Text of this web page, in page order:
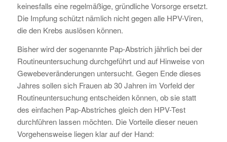
keinesfalls eine regelmäßige, gründliche Vorsorge ersetzt.
Die Impfung schützt nämlich nicht gegen alle HPV-Viren,
die den Krebs auslösen können.
Bisher wird der sogenannte Pap-Abstrich jährlich bei der
Routineuntersuchung durchgeführt und auf Hinweise von
Gewebeveränderungen untersucht. Gegen Ende dieses
Jahres sollen sich Frauen ab 30 Jahren im Vorfeld der
Routineuntersuchung entscheiden können, ob sie statt
des einfachen Pap-Abstriches gleich den HPV-Test
durchführen lassen möchten. Die Vorteile dieser neuen
Vorgehensweise liegen klar auf der Hand: